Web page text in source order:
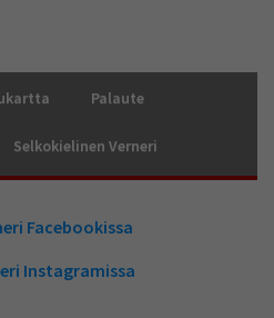
Palaute
Selkokielinen Verneri
Facebookissa
Instagramissa